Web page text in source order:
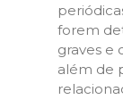
forem
graves e
além de